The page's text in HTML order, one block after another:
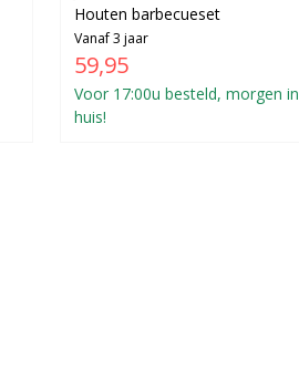
Houten barbecueset
Vanaf 3 jaar
59,95
Voor 17:00u besteld, morgen in
huis!